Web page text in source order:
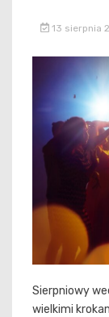
13 sierpnia
Sierpniowy
wielkimi